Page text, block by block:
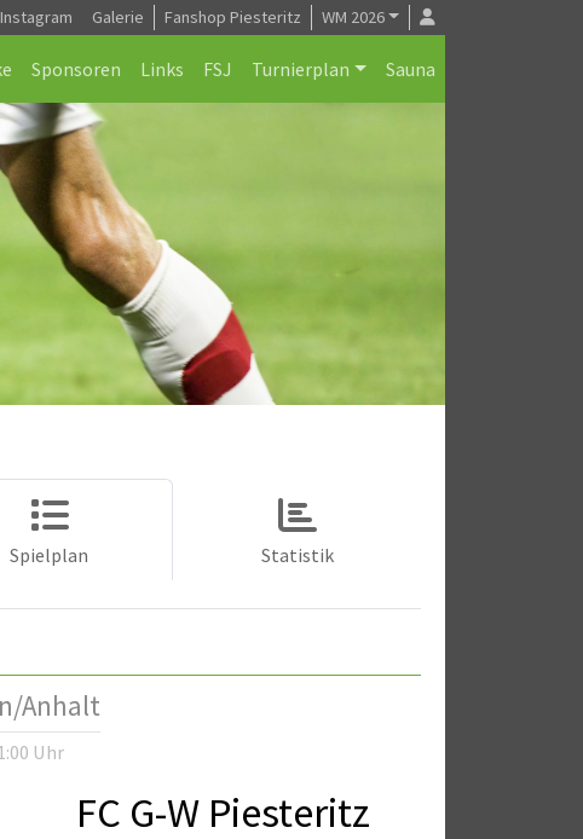
Instagram Galerie Fanshop Piesteritz WM 2026
Sponsoren Links FSJ Turnierplan Sauna
Spielplan Statistik
Anhalt
Uhr
FC G-W Piesteritz